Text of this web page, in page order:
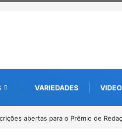
VARIEDADES
20 anos da Lei Maria da Penha